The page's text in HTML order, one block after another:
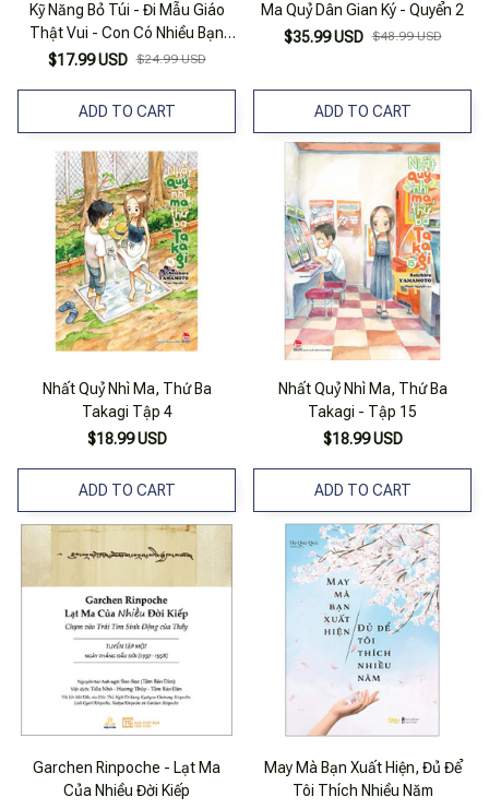
Kỹ Năng Bỏ Túi - Đi Mẫu Giáo
Thật Vui - Con Có Nhiều Bạn
Lắm
$17.99 USD $24.99 USD
ADD TO CART
Ma Quỷ Dân Gian Ký - Quyển 2
$35.99 USD $48.99 USD
ADD TO CART
Nhất Quỷ Nhì Ma, Thứ Ba
Takagi Tập 4
$18.99 USD
ADD TO CART
Nhất Quỷ Nhì Ma, Thứ Ba
Takagi - Tập 15
$18.99 USD
ADD TO CART
Garchen Rinpoche - Lạt Ma
Của Nhiều Đời Kiếp
May Mà Bạn Xuất Hiện, Đủ Để
Tôi Thích Nhiều Năm